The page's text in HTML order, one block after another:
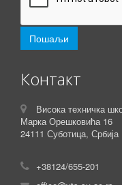
Контакт
Висока техничка
Марка Орешковића 16
24111 Суботица, Србија
+38124/655-201